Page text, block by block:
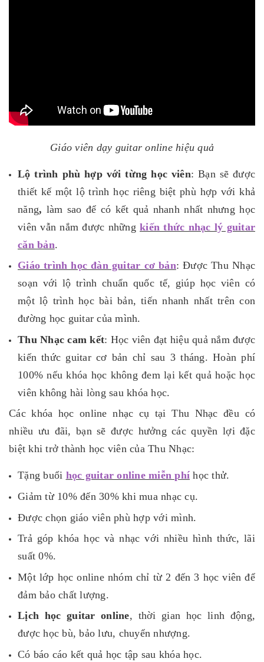
Giáo viên dạy guitar online hiệu quả
Lộ trình phù hợp với từng học viên: Bạn sẽ được
thiết kế một lộ trình học riêng biệt phù hợp với khả
năng, làm sao để có kết quả nhanh nhất nhưng học
viên vẫn nắm được những kiến thức nhạc lý guitar
căn bản.
Giáo trình học đàn guitar cơ bản: Được Thu Nhạc
soạn với lộ trình chuẩn quốc tế, giúp học viên có
một lộ trình học bài bản, tiến nhanh nhất trên con
đường học guitar của mình.
Thu Nhạc cam kết: Học viên đạt hiệu quả nắm được
kiến thức guitar cơ bản chỉ sau 3 tháng. Hoàn phí
100% nếu khóa học không đem lại kết quả hoặc học
viên không hài lòng sau khóa học.
Các khóa học online nhạc cụ tại Thu Nhạc đều có
nhiều ưu đãi, bạn sẽ được hưởng các quyền lợi đặc
biệt khi trở thành học viên của Thu Nhạc:
Tặng buổi học guitar online miễn phí học thử.
Giảm từ 10% đến 30% khi mua nhạc cụ.
Được chọn giáo viên phù hợp với mình.
Trả góp khóa học và nhạc với nhiều hình thức, lãi
suất 0%.
Một lớp học online nhóm chỉ từ 2 đến 3 học viên để
đảm bảo chất lượng.
Lịch học guitar online, thời gian học linh động,
được học bù, bảo lưu, chuyển nhượng.
Có báo cáo kết quả học tập sau khóa học.